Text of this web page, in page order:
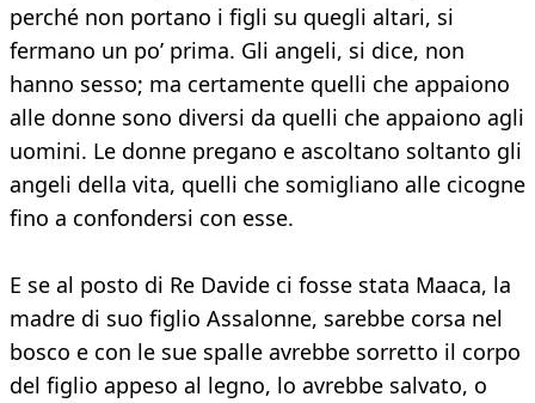
perché non portano i figli su quegli altari, si
fermano un po’ prima. Gli angeli, si dice, non
hanno sesso; ma certamente quelli che appaiono
alle donne sono diversi da quelli che appaiono agli
uomini. Le donne pregano e ascoltano soltanto gli
angeli della vita, quelli che somigliano alle cicogne
fino a confondersi con esse.
E se al posto di Re Davide ci fosse stata Maaca, la
madre di suo figlio Assalonne, sarebbe corsa nel
bosco e con le sue spalle avrebbe sorretto il corpo
del figlio appeso al legno, lo avrebbe salvato, o